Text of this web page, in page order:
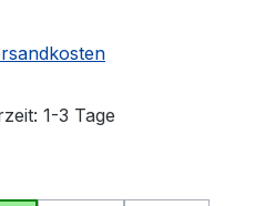
1-3 Tage